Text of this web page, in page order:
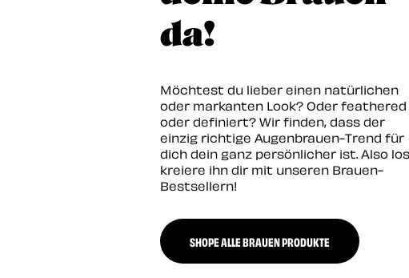
da!
Möchtest du lieber einen natürlichen
oder markanten Look? Oder feathered
oder definiert? Wir finden, dass der
einzig richtige Augenbrauen-Trend für
dich dein ganz persönlicher ist. Also
kreiere ihn dir mit unseren Brauen-
Bestsellern!
SHOPE ALLE BRAUEN PRODUKTE